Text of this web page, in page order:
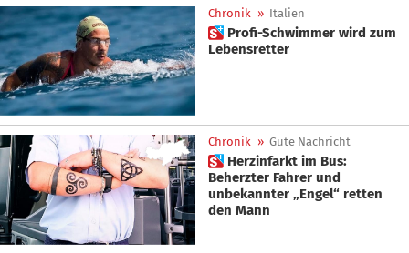
Chronik » Italien
 Profi-Schwimmer wird zum
Lebensretter
Chronik » Gute Nachricht
 Herzinfarkt im Bus:
Beherzter Fahrer und
unbekannter „Engel“ retten
den Mann